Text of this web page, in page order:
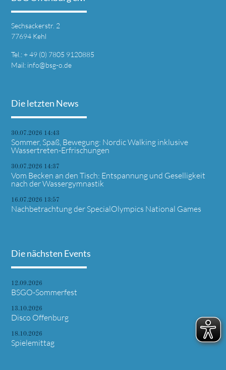
Sechsackerstr. 2
77694 Kehl
Tel.: + 49 (0) 7805 9120885
Mail: info@bsg-o.de
Die letzten News
30.07.2026 14:43
Sommer, Spaß, Bewegung: Nordic Walking inklusive
Wassertreten-Erfrischungen
30.07.2026 14:37
Vom Becken an den Tisch: Entspannung und Geselligkeit
nach der Wassergymnastik
16.07.2026 13:57
Nachbetrachtung der SpecialOlympics National Games
Die nächsten Events
12.09.2026
BSGO-Sommerfest
13.10.2026
Disco Offenburg
18.10.2026
Spielemittag